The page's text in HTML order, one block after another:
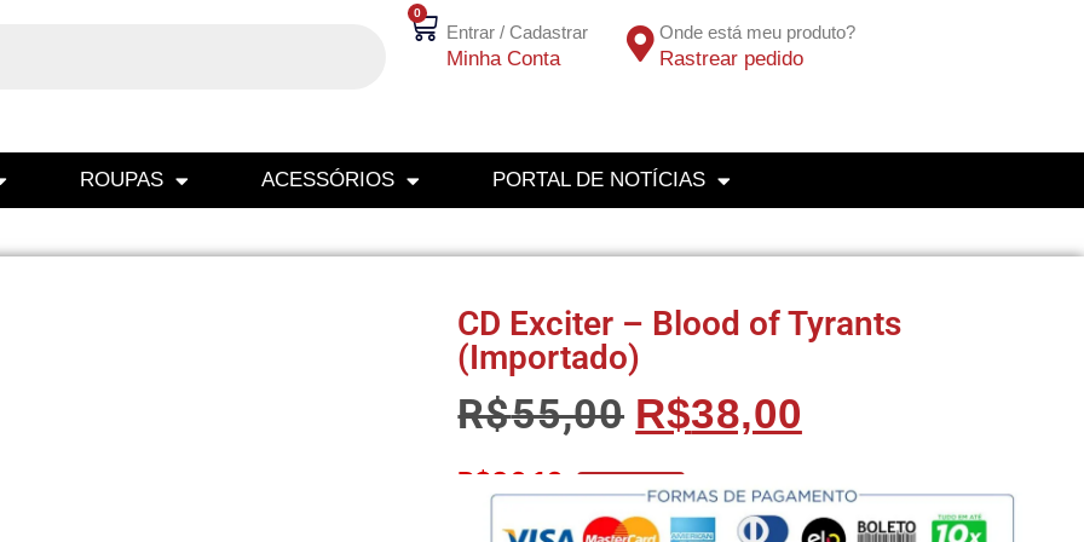
0
Entrar / Cadastrar
Minha Conta
Onde está meu produto?
Rastrear pedido
ROUPAS ACESSÓRIOS PORTAL DE NOTÍCIAS
CD Exciter – Blood of Tyrants
(Importado)
R$55,00 R$38,00
R$36,10